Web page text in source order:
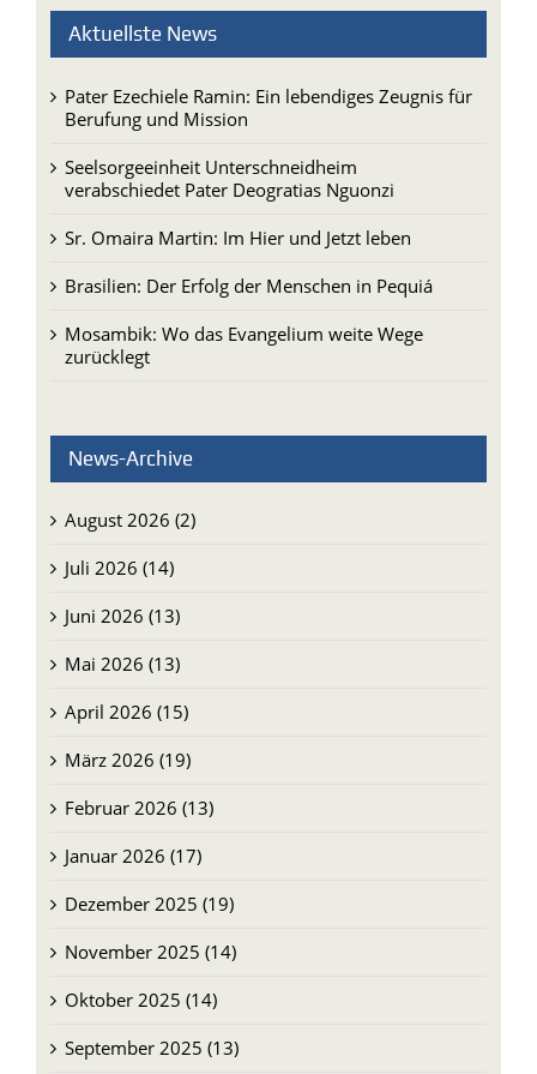
Pater Ezechiele Ramin: Ein lebendiges Zeugnis für
Berufung und Mission
Seelsorgeeinheit Unterschneidheim
verabschiedet Pater Deogratias Nguonzi
Sr. Omaira Martin: Im Hier und Jetzt leben
Brasilien: Der Erfolg der Menschen in Pequiá
Mosambik: Wo das Evangelium weite Wege
August 2026 (2)
Juli 2026 (14)
Juni 2026 (13)
Mai 2026 (13)
April 2026 (15)
März 2026 (19)
Februar 2026 (13)
Januar 2026 (17)
Dezember 2025 (19)
November 2025 (14)
Oktober 2025 (14)